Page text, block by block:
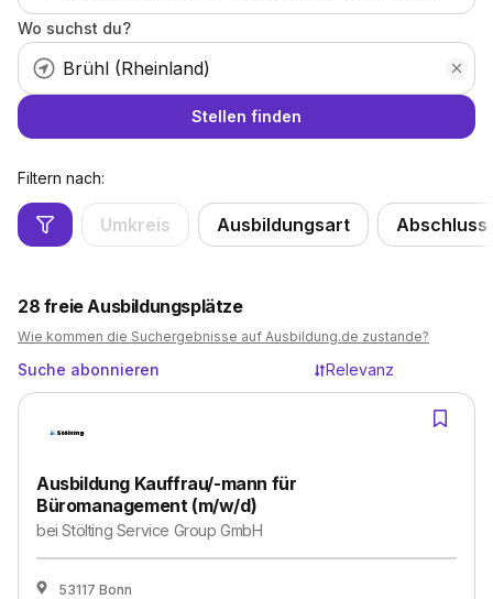
Wo suchst du?
Stellen finden
Filtern nach:
Umkreis Ausbildungsart Abschluss
28 freie Ausbildungsplätze
Wie kommen die Suchergebnisse auf Ausbildung.de zustande?
Suche abonnieren Relevanz
Ausbildung Kauffrau/-mann für
Büromanagement (m/w/d)
beiStölting Service Group GmbH
53117 Bonn